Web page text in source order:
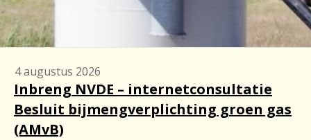
4 augustus 2026
Inbreng NVDE – internetconsultatie
Besluit bijmengverplichting groen gas
(AMvB)